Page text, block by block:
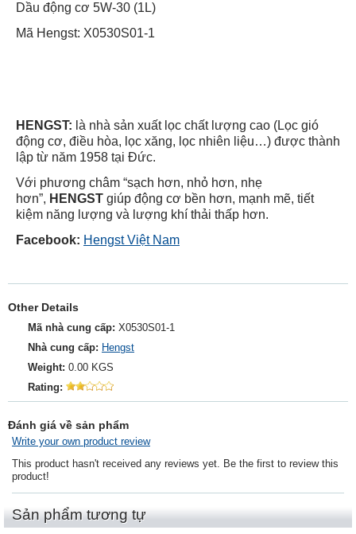
Dầu động cơ 5W-30 (1L)
Mã Hengst: X0530S01-1
HENGST: là nhà sản xuất lọc chất lượng cao (Lọc gió
động cơ, điều hòa, lọc xăng, lọc nhiên liệu…) được thành
lập từ năm 1958 tại Đức.
Với phương châm “sạch hơn, nhỏ hơn, nhẹ
hơn”, HENGST giúp động cơ bền hơn, mạnh mẽ, tiết
kiệm năng lượng và lượng khí thải thấp hơn.
Facebook: Hengst Việt Nam
Other Details
Mã nhà cung cấp: X0530S01-1
Nhà cung cấp: Hengst
Weight: 0.00 KGS
Rating:
Đánh giá về sản phẩm
Write your own product review
This product hasn't received any reviews yet. Be the first to review this
product!
Sản phẩm tương tự